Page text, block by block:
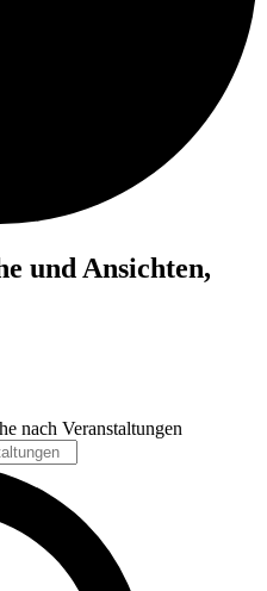
und Ansichten,
nach Veranstaltungen